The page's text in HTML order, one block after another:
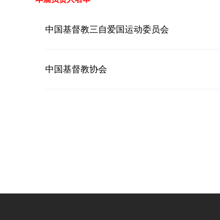
中国基督教三自爱国运动委员会
中国基督教协会